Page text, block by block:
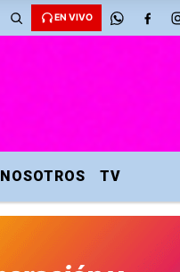
EN VIVO
NOSOTROS TV